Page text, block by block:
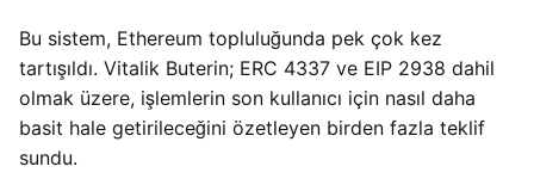
Bu sistem, Ethereum topluluğunda pek çok kez
tartışıldı. Vitalik Buterin; ERC 4337 ve EIP 2938 dahil
olmak üzere, işlemlerin son kullanıcı için nasıl daha
basit hale getirileceğini özetleyen birden fazla teklif
sundu.